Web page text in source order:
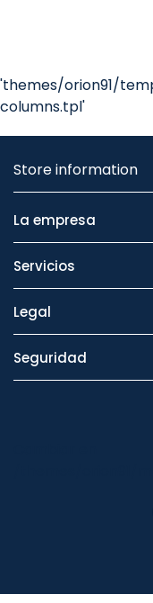
'themes/orion91/
columns.tpl'
Store information
La empresa
Servicios
Legal
Seguridad